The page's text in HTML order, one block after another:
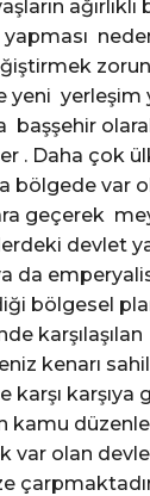
yeni
başşehir
. Daha çok
bölgede var
geçerek
devlet
da
bölgesel
kenarı
karşı karşıya
kamu
var olan